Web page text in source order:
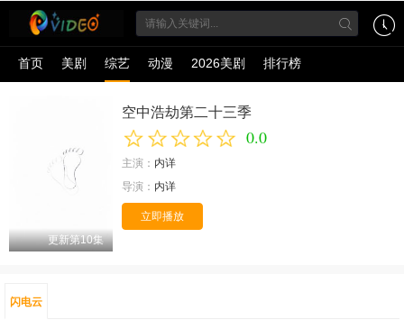
首页 美剧 综艺 动漫 2026美剧 排行榜
更新第10集
空中浩劫第二十三季
0.0
主演： 内详
导演： 内详
立即播放
闪电云